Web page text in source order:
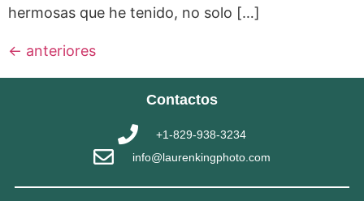
hermosas que he tenido, no solo […]
← anteriores
Contactos
+1-829-938-3234
info@laurenkingphoto.com